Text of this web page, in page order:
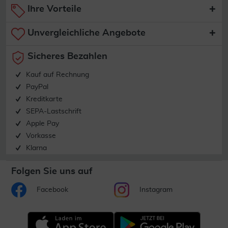
Ihre Vorteile
Unvergleichliche Angebote
Sicheres Bezahlen
Kauf auf Rechnung
PayPal
Kreditkarte
SEPA-Lastschrift
Apple Pay
Vorkasse
Klarna
Folgen Sie uns auf
Facebook Instagram